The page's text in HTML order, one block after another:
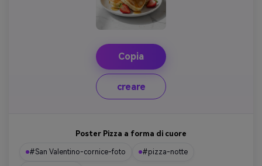
Copia
creare
Poster Pizza a forma di cuore
#San Valentino-cornice-foto #pizza-notte